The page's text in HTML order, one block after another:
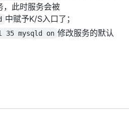
，此时服务会被
中赋予K/S入口了；
mysqld on 修改服务的默认